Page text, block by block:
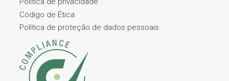
Código de Ética
Política de proteção de dados pessoais